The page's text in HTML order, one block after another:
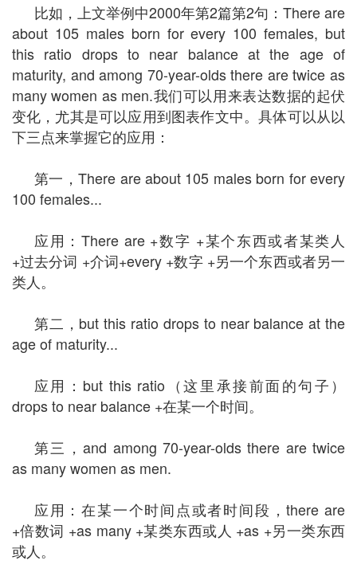
比如，上文举例中2000年第2篇第2句：There are
about 105 males born for every 100 females, but
this ratio drops to near balance at the age of
maturity, and among 70-year-olds there are twice as
many women as men.我们可以用来表达数据的起伏
变化，尤其是可以应用到图表作文中。具体可以从以
下三点来掌握它的应用：
第一，There are about 105 males born for every
100 females...
应用：There are +数字 +某个东西或者某类人
+过去分词 +介词+every +数字 +另一个东西或者另一
类人。
第二，but this ratio drops to near balance at the
age of maturity...
应用：but this ratio（这里承接前面的句子）
drops to near balance +在某一个时间。
第三，and among 70-year-olds there are twice
as many women as men.
应用：在某一个时间点或者时间段，there are
+倍数词 +as many +某类东西或人 +as +另一类东西
或人。